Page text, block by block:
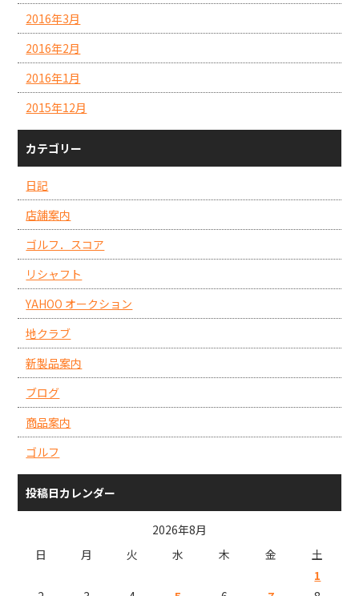
2016年3月
2016年2月
2016年1月
2015年12月
カテゴリー
日記
店舗案内
ゴルフ．スコア
リシャフト
YAHOO オークション
地クラブ
新製品案内
ブログ
商品案内
ゴルフ
投稿日カレンダー
2026年8月
日
月 火 水 木 金
土
1